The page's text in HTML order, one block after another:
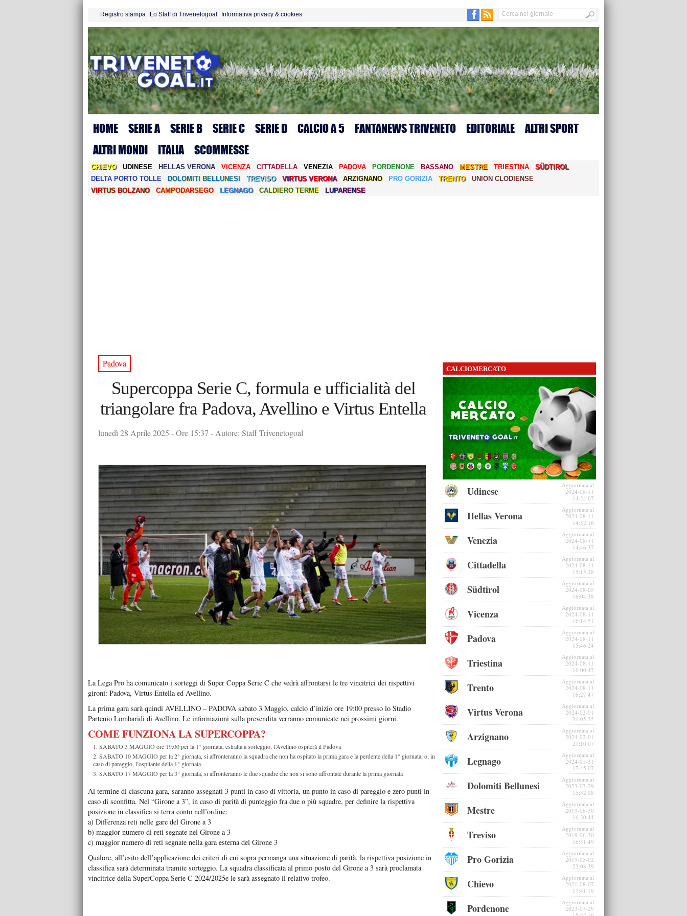
Registro stampa Lo Staff di Trivenetogoal Informativa privacy & cookies
HOME SERIE A SERIE B SERIE C SERIE D CALCIO A 5 FANTANEWS TRIVENETO EDITORIALE ALTRI SPORT
ALTRI MONDI ITALIA SCOMMESSE
CHIEVO UDINESE HELLAS VERONA VICENZA CITTADELLA VENEZIA PADOVA PORDENONE BASSANO MESTRE TRIESTINA
SÜDTIROL
DELTA PORTO TOLLE
DOLOMITI BELLUNESI TREVISO VIRTUS VERONA ARZIGNANO PRO GORIZIA TRENTO
UNION CLODIENSE
VIRTUS BOLZANO
CAMPODARSEGO LEGNAGO CALDIERO TERME LUPARENSE
Padova
Supercoppa Serie C, formula e ufficialità del
triangolare fra Padova, Avellino e Virtus Entella
lunedì 28 Aprile 2025 - Ore 15:37 - Autore: Staff Trivenetogoal
La Lega Pro ha comunicato i sorteggi di Super Coppa Serie C che vedrà affrontarsi le tre vincitrici dei rispettivi
gironi: Padova, Virtus Entella ed Avellino.
La prima gara sarà quindi AVELLINO – PADOVA sabato 3 Maggio, calcio d’inizio ore 19:00 presso lo Stadio
Partenio Lombaridi di Avellino. Le informazioni sulla prevendita verranno comunicate nei prossimi giorni.
COME FUNZIONA LA SUPERCOPPA?
SABATO 3 MAGGIO ore 19:00 per la 1° giornata, estratta a sorteggio, l’Avellino ospiterà il Padova
SABATO 10 MAGGIO per la 2° giornata, si affronteranno la squadra che non ha ospitato la prima gara e la perdente della 1° giornata, o, in
caso di pareggio, l’ospitante della 1° giornata
SABATO 17 MAGGIO per la 3° giornata, si affronteranno le due squadre che non si sono affrontate durante la prima giornata
Al termine di ciascuna gara, saranno assegnati 3 punti in caso di vittoria, un punto in caso di pareggio e zero punti in
caso di sconfitta. Nel “Girone a 3”, in caso di parità di punteggio fra due o più squadre, per definire la rispettiva
posizione in classifica si terra conto nell’ordine:
a) Differenza reti nelle gare del Girone a 3
b) maggior numero di reti segnate nel Girone a 3
c) maggior numero di reti segnate nella gara esterna del Girone 3
Qualore, all’esito dell’applicazione dei criteri di cui sopra permanga una situazione di parità, la rispettiva posizione in
classifica sarà determinata tramite sorteggio. La squadra classificata al primo posto del Girone a 3 sarà proclamata
vincitrice della SuperCoppa Serie C 2024/2025e le sarà assegnato il relativo trofeo.
CALCIOMERCATO
Udinese
Aggiornata al
2024-08-11
14:24:07
Hellas Verona
Aggiornata al
2024-08-11
14:32:16
Venezia
Aggiornata al
2024-08-11
14:46:37
Cittadella
Aggiornata al
2024-08-11
15:15:28
Südtirol
Aggiornata al
2024-08-05
16:04:38
Vicenza
Aggiornata al
2024-08-11
16:14:51
Padova
Aggiornata al
2024-08-11
15:46:24
Triestina
Aggiornata al
2024-08-11
16:00:47
Trento
Aggiornata al
2024-08-11
16:27:47
Virtus Verona
Aggiornata al
2024-02-01
21:05:22
Arzignano
Aggiornata al
2024-02-01
21:10:07
Legnago
Aggiornata al
2024-01-31
17:45:07
Dolomiti Bellunesi
Aggiornata al
2023-07-29
15:32:08
Mestre
Aggiornata al
2019-06-30
16:30:44
Treviso
Aggiornata al
2019-06-30
16:31:49
Pro Gorizia
Aggiornata al
2019-05-02
23:08:39
Chievo
Aggiornata al
2021-08-07
17:41:19
Pordenone
Aggiornata al
2023-07-29